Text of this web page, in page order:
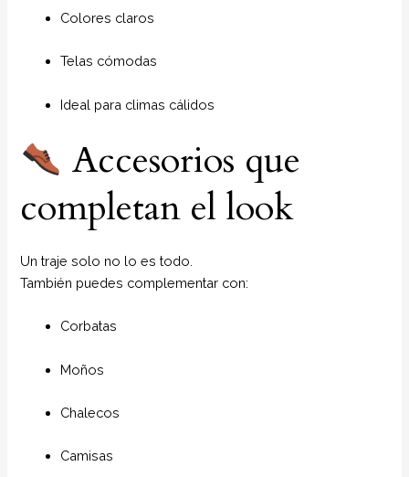
Colores claros
Telas cómodas
Ideal para climas cálidos
Accesorios que
completan el look
Un traje solo no lo es todo.
También puedes complementar con:
Corbatas
Moños
Chalecos
Camisas